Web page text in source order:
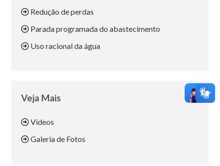
Redução de perdas
Parada programada do abastecimento
Uso racional da água
Veja Mais
Vídeos
Galeria de Fotos